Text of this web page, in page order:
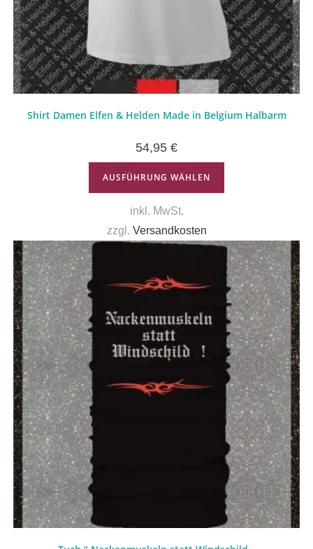
Shirt Damen Elfen & Helden Made in Belgium Halbarm
54,95 €
AUSFÜHRUNG WÄHLEN
inkl. MwSt.
zzgl. Versandkosten